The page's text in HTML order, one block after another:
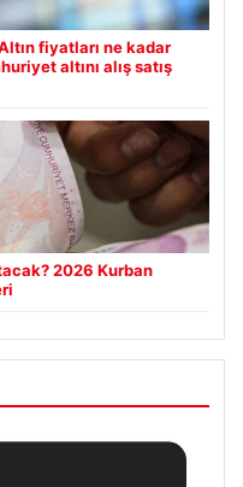
fiyatları ne kadar
altını alış satış
2026 Kurban